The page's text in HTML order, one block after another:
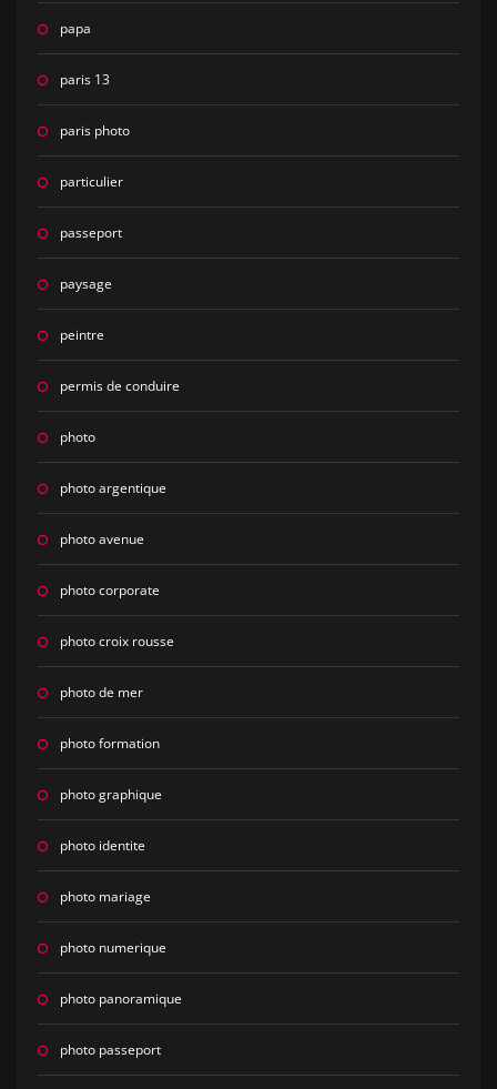
papa
paris 13
paris photo
particulier
passeport
paysage
peintre
permis de conduire
photo
photo argentique
photo avenue
photo corporate
photo croix rousse
photo de mer
photo formation
photo graphique
photo identite
photo mariage
photo numerique
photo panoramique
photo passeport